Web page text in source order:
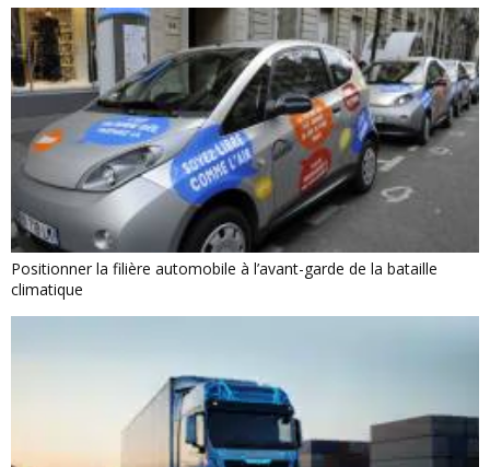
Positionner la filière automobile à l’avant-garde de la bataille
climatique